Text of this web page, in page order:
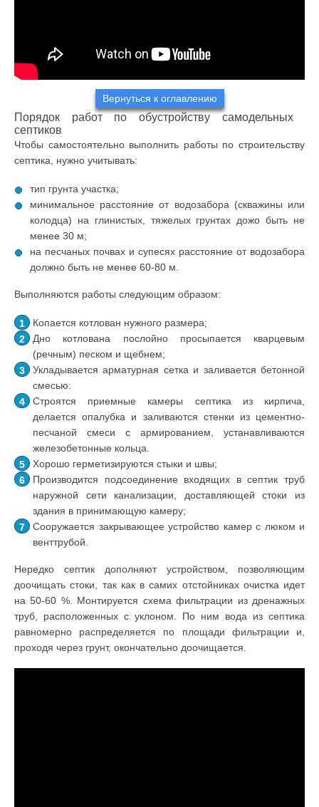
Вернуться к оглавлению
Порядок работ по обустройству самодельных
септиков
Чтобы самостоятельно выполнить работы по строительству
септика, нужно учитывать:
тип грунта участка;
минимальное расстояние от водозабора (скважины или
колодца) на глинистых, тяжелых грунтах дожо быть не
менее 30 м;
на песчаных почвах и супесях расстояние от водозабора
должно быть не менее 60-80 м.
Выполняются работы следующим образом:
Копается котлован нужного размера;
Дно котлована послойно просыпается кварцевым
(речным) песком и щебнем;
Укладывается арматурная сетка и заливается бетонной
смесью:
Строятся приемные камеры септика из кирпича,
делается опалубка и заливаются стенки из цементно-
песчаной смеси с армированием, устанавливаются
железобетонные кольца.
Хорошо герметизируются стыки и швы;
Производится подсоединение входящих в септик труб
наружной сети канализации, доставляющей стоки из
здания в принимающую камеру;
Сооружается закрывающее устройство камер с люком и
венттрубой.
Нередко септик дополняют устройством, позволяющим
доочищать стоки, так как в самих отстойниках очистка идет
на 50-60 %. Монтируется схема фильтрации из дренажных
труб, расположенных с уклоном. По ним вода из септика
равномерно распределяется по площади фильтрации и,
проходя через грунт, окончательно доочищается.